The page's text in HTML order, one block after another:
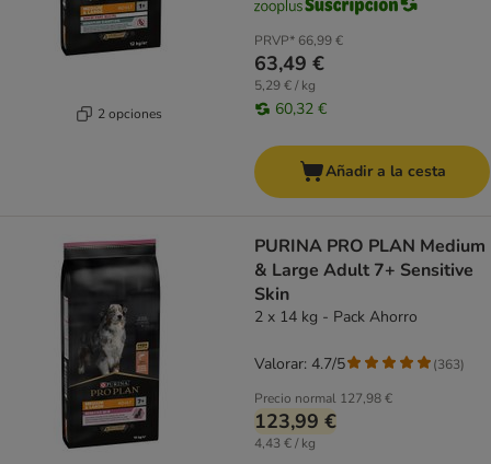
2 opciones
PRVP* 66,99 €
63,49 €
5,29 € / kg
60,32 €
Añadir a la cesta
PURINA PRO PLAN Medium
& Large Adult 7+ Sensitive
Skin
2 x 14 kg - Pack Ahorro
Precio normal 127,98 €
123,99 €
4,43 € / kg
Valorar: 4.7/5 (363)